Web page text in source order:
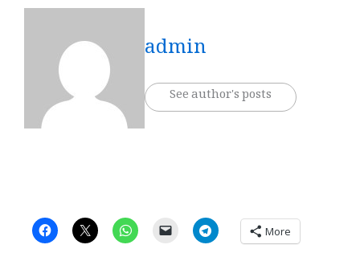
admin
See author's posts
More